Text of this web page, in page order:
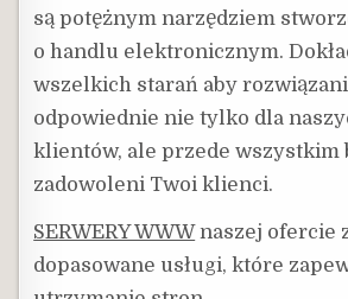
są potężnym narzędziem
o handlu elektronicznym.
wszelkich starań aby
odpowiednie nie tylko dla
klientów, ale przede wszystkim
zadowoleni Twoi klienci.
SERWERY WWWnaszej ofercie
dopasowane usługi, które